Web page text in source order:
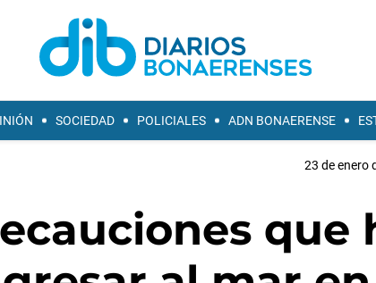
SOCIEDAD POLICIALES ADN BONAERENSE
23 de enero
que